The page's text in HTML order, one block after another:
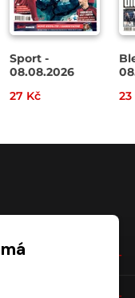
Sport -
08.08.2026
27 Kč
23